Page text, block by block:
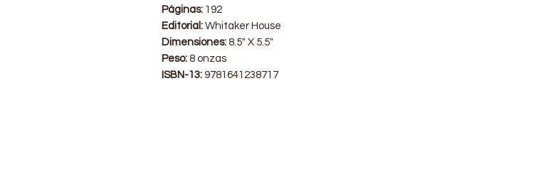
Páginas: 192
Editorial: Whitaker House
Dimensiones: 8.5" X 5.5"
Peso: 8 onzas
ISBN-13: 9781641238717